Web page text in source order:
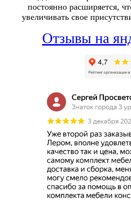
постоянно расширяется,
увеличивать свое
Отзывы на